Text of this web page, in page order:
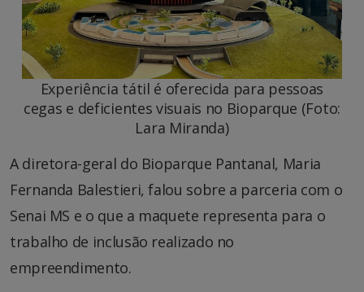
Experiência tátil é oferecida para pessoas
cegas e deficientes visuais no Bioparque (Foto:
Lara Miranda)
A diretora-geral do Bioparque Pantanal, Maria
Fernanda Balestieri, falou sobre a parceria com o
Senai MS e o que a maquete representa para o
trabalho de inclusão realizado no
empreendimento.